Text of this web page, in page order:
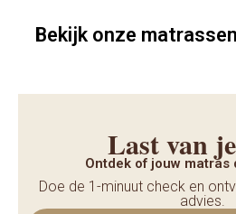
Bekijk onze
Last van
Ontdek of jouw matras
Doe de 1-minuut check en
advies.